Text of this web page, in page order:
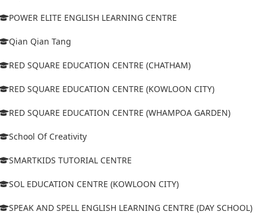
POWER ELITE ENGLISH LEARNING CENTRE
Qian Qian Tang
RED SQUARE EDUCATION CENTRE (CHATHAM)
RED SQUARE EDUCATION CENTRE (KOWLOON CITY)
RED SQUARE EDUCATION CENTRE (WHAMPOA GARDEN)
School Of Creativity
SMARTKIDS TUTORIAL CENTRE
SOL EDUCATION CENTRE (KOWLOON CITY)
SPEAK AND SPELL ENGLISH LEARNING CENTRE (DAY SCHOOL)